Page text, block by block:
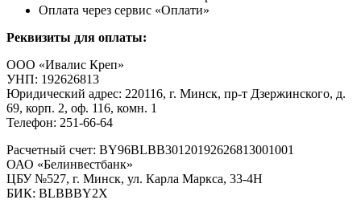
Оплата через сервис «Оплати»
Реквизиты для оплаты:
ООО «Ивалис Креп»
УНП: 192626813
Юридический адрес: 220116, г. Минск, пр-т Дзержинского, д.
69, корп. 2, оф. 116, комн. 1
Телефон: 251-66-64
Расчетный счет: BY96BLBB30120192626813001001
ОАО «Белинвестбанк»
ЦБУ №527, г. Минск, ул. Карла Маркса, 33-4Н
БИК: BLBBBY2X